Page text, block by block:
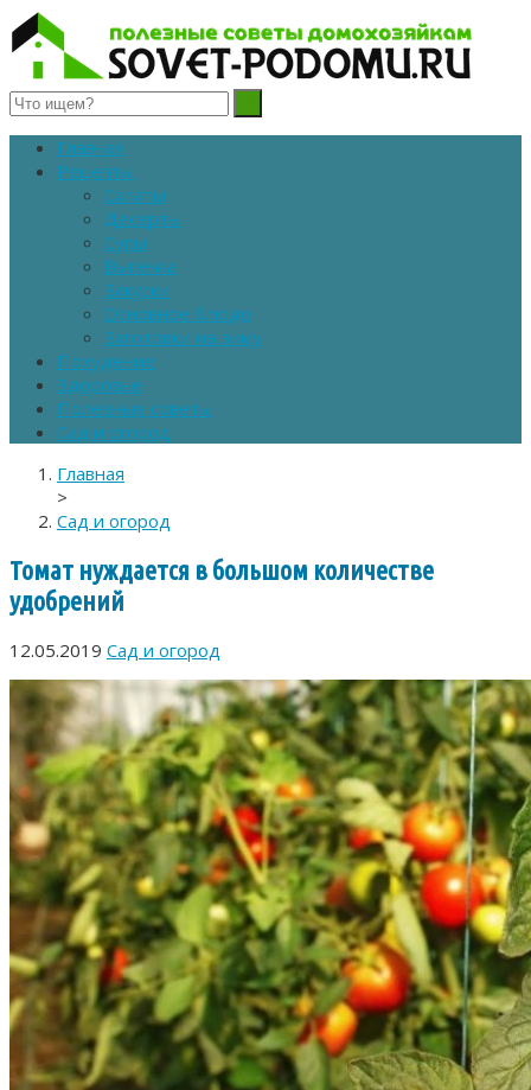
Полезные советы домохозяйкам
Главная
Рецепты
Салаты
Десерты
Супы
Выпечка
Закуски
Основное блюдо
Заготовки на зиму
Похудение
Здоровье
Полезные советы
Сад и огород
Главная
>
Сад и огород
Томат нуждается в большом количестве
удобрений
12.05.2019 Сад и огород